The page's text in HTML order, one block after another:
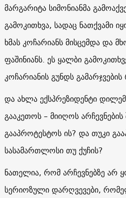
მარგარიტა სიმონიანმა
გამოკითხვა, სადაც ნათქვამი
ხმას კოჩარიანს მისცემდა და
ფაშინიანს. ეს ყალბი
კოჩარიანის გუნდს გამარჯვების
და ახლა ექსპრეზიდენტი
გააკეთოს – მიიღოს
გააპროტესტოს ის? და თუკი
სასამართლოსი თუ ქუჩის?
ნათელია, რომ არჩევნებზე არ
სერიოზული დარღვევები,